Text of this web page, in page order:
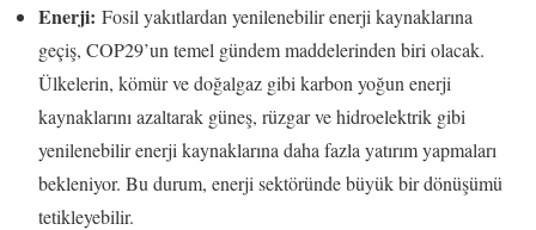
Enerji: Fosil yakıtlardan yenilenebilir enerji kaynaklarına
geçiş, COP29’un temel gündem maddelerinden biri olacak.
Ülkelerin, kömür ve doğalgaz gibi karbon yoğun enerji
kaynaklarını azaltarak güneş, rüzgar ve hidroelektrik gibi
yenilenebilir enerji kaynaklarına daha fazla yatırım yapmaları
bekleniyor. Bu durum, enerji sektöründe büyük bir dönüşümü
tetikleyebilir.